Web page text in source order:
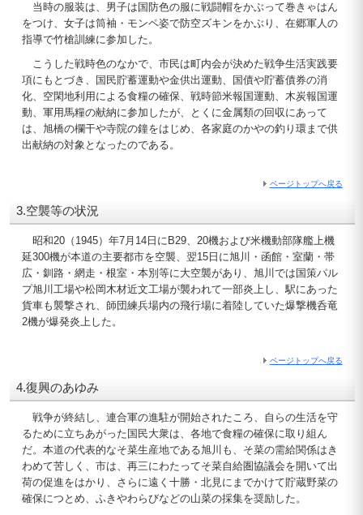
当時の服装は、男子は国防色の服に戦闘帽をかぶって巻きゃはん
をつけ、女子は筒袖・モンペ姿で防空ズキンをかぶり、在郷軍人の
指導で竹槍訓練に参加した。
こうした戦時色のなかで、市民は町内会が決めた戦争生活実践要
項にもとづき、国民貯蓄運動や金供出運動、国債や貯蓄債券の消
化、空閑地利用による食糧の確保、戦時節米報国運動、木炭報国運
動、軍用馬糧の献納に参加したが、とくに金属類の回収にあって
は、旭橋の欄干や寺院の鐘をはじめ、各家庭のかやの釣り環まで供
出献納の対象となったのである。
ページトップへ戻る
3.空襲等の状況
昭和20（1945）年7月14日にB29、20機および米機動部隊艦上機
延300機が本道の主要都市を空襲、翌15日に旭川・函館・室蘭・帯
広・釧路・網走・根室・本別等に大空襲があり、旭川では国策パル
プ旭川工場や松岡木材近文工場が襲われて一部炎上し、駅にあった
貨車も襲撃され、師団練兵場内の飛行場に着陸していた爆撃機呑竜
2機が爆発炎上した。
ページトップへ戻る
4.復興のあゆみ
戦争が終結し、連合軍の進駐が開始されたころ、自らの生活を守
るために立ちあがった国民大衆は、各地で食糧の確保に取り組ん
だ。本道の代表的なそ菜生産地である旭川も、そ菜の需給関係はき
わめて苦しく、市は、再三にわたってそ菜自給圏協議会を開いて出
荷の促進をはかり、さらに遠く十勝・北見にまでかけて貯蔵野菜の
確保につとめ、ふきやわらびなどの山菜の採集を奨励した。